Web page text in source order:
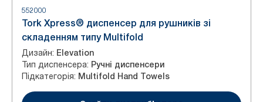
552000
Tork Xpress® диспенсер для рушників зі
складенням типу Multifold
Дизайн: Elevation
Тип диспенсера: Ручні диспенсери
Підкатегорія: Multifold Hand Towels